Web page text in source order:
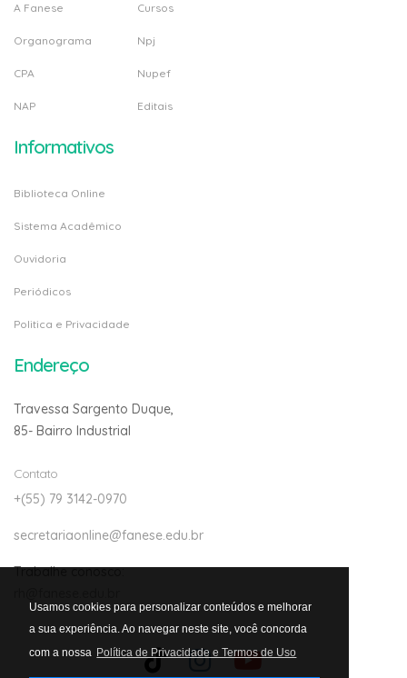
Usamos cookies para personalizar conteúdos e melhorar
a sua experiência. Ao navegar neste site, você concorda
com a nossa Política de Privacidade e Termos de Uso
A Fanese
Organograma
CPA
NAP
Cursos
Npj
Nupef
Editais
Informativos
Biblioteca Online
Sistema Acadêmico
Ouvidoria
Periódicos
Politica e Privacidade
Endereço
Travessa Sargento Duque,
85- Bairro Industrial
Contato
+(55) 79 3142-0970
secretariaonline@fanese.edu.br
Trabalhe conosco: